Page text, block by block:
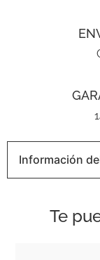
Información
Te